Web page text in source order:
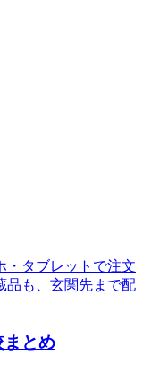
・タブレットで注文
品も、玄関先まで配
まとめ